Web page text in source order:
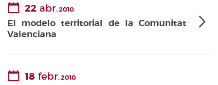
22 abr.2010
El modelo territorial de la Comunitat
Valenciana
18 febr.2010